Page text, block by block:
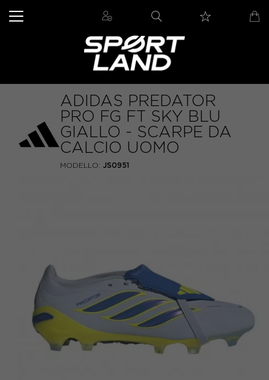
ADIDAS PREDATOR
PRO FG FT SKY BLU
GIALLO - SCARPE DA
CALCIO UOMO
MODELLO: JS0951